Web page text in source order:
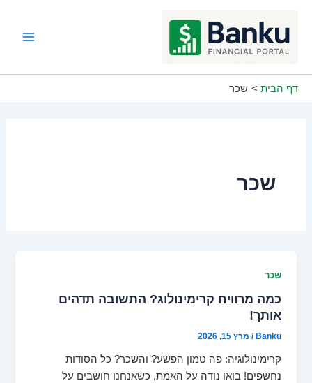
דף הבית שכר
שכר
שכר
כמה מרוויח קרימינולוג? התשובה תדהים
אותך!
Banku
/ מרץ 15, 2026
קרימינולוגיה: פה טמון הפשע? והשכר? כל הסודות
נחשפים! בואו נודה על האמת, כשאנחנו חושבים על